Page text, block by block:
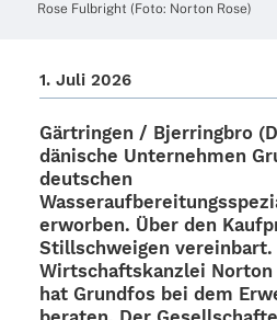
Rose Fulbright (Foto: Norton Rose)
1. Juli 2026
Gärt­rin­gen / Bjer­ring­bro
däni­sche Unter­neh­men
deut­schen
erwor­ben. Über den
Still­schwei­gen verein­bart.
Wirt­schafts­kanz­lei Norton
hat Grund­fos bei dem